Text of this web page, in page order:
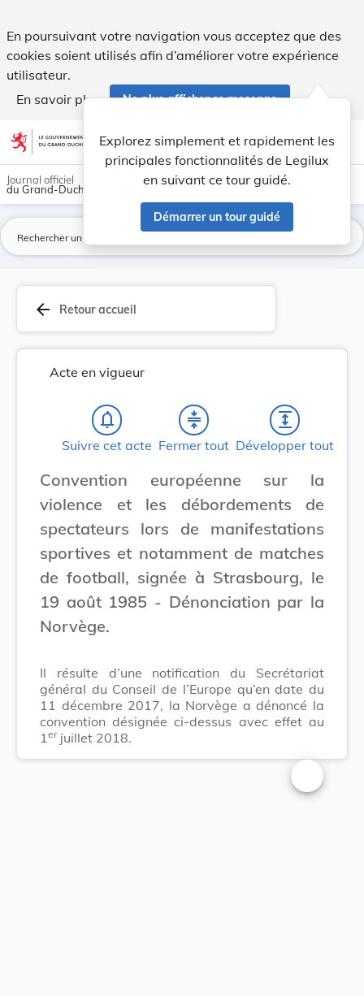
En poursuivant votre navigation vous acceptez que des
cookies soient utilisés afin d’améliorer votre expérience
utilisateur.
En savoir plus
Ne plus afficher ce message
Aller au contenu account_circle help Aide
Explorez simplement et rapidement les
principales fonctionnalités de Legilux
en suivant ce tour guidé.
Démarrer un tour guidé
light_mode dark_mode
Journal officiel
du Grand-Duché de Luxembourg
arrow_back Retour accueil
Acte en vigueur
notifications_none
Suivre cet acte
compress
Fermer tout
expand
Développer tout
Convention européenne sur la
violence et les débordements de
spectateurs lors de manifestations
sportives et notamment de matches
de football, signée à Strasbourg, le
19 août 1985 - Dénonciation par la
Norvège.
Il résulte d’une notification du Secrétariat
général du Conseil de l’Europe qu’en date du
11 décembre 2017, la Norvège a dénoncé la
convention désignée ci-dessus avec effet au
1 erjuillet 2018.
Changer la